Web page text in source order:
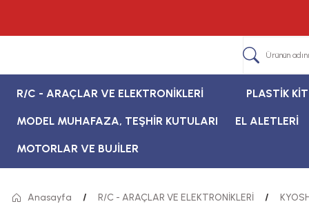
R/C - ARAÇLAR VE ELEKTRONİKLERİ PLASTİK
MODEL MUHAFAZA, TEŞHİR KUTULARI EL ALETLERİ
MOTORLAR VE BUJİLER
Anasayfa R/C - ARAÇLAR VE ELEKTRONİKLERİ